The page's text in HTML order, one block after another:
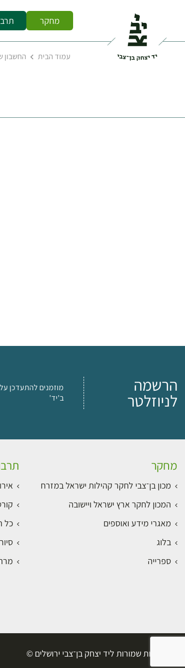
מחקר
עמוד הבית החשבון
הרשמה
לניוזלטר
מוזמנים להתעדכן
ב'יד'
מחקר
מכון בן־צבי לחקר קהילות ישראל במזרח
המכון לחקר ארץ ישראל ויישובה
מאגרי מידע ואוספים
בלוג
ספרייה
כל
כל הזכויות שמורות ליד יצחק בן־צבי ירושלים ©